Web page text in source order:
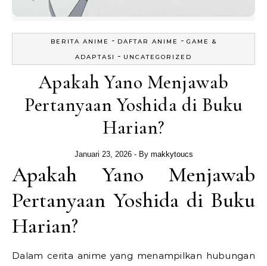
BERITA ANIME - DAFTAR ANIME - GAME &
ADAPTASI
- UNCATEGORIZED
Apakah Yano Menjawab
Pertanyaan Yoshida di Buku
Harian?
Januari 23, 2026 - By makkytoucs
Apakah Yano Menjawab
Pertanyaan Yoshida di Buku
Harian?
Dalam cerita anime yang menampilkan hubungan